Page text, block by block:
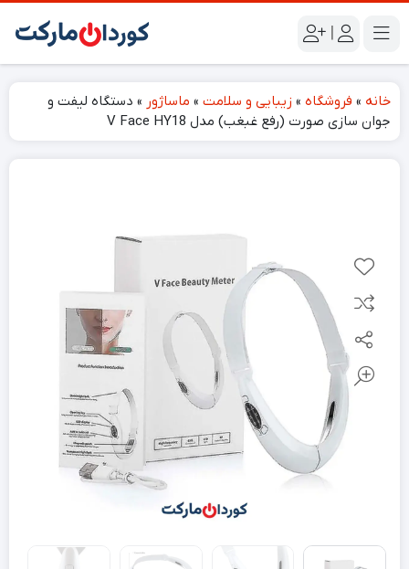
|
خانه » فروشگاه » زیبایی و سلامت » ماساژور » دستگاه لیفت و
جوان سازی صورت (رفع غبغب) مدل V Face HY18